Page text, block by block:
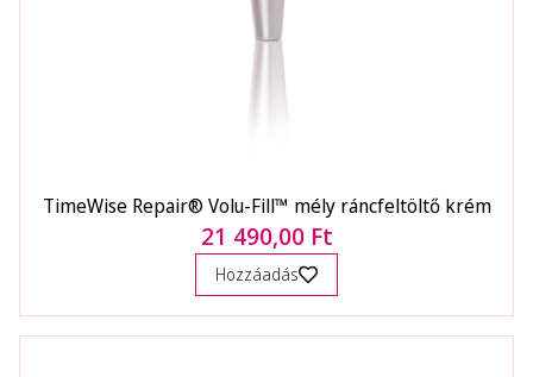
TimeWise Repair® Volu-Fill™ mély ráncfeltöltő krém
21 490,00 Ft
Hozzáadás